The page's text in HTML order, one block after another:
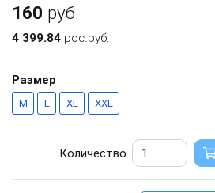
160 руб.
4 399.84 рос.руб.
Размер
M L XL XXL
Количество